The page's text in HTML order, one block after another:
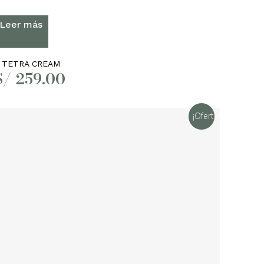
Leer más
TETRA CREAM
259.00
¡Oferta!